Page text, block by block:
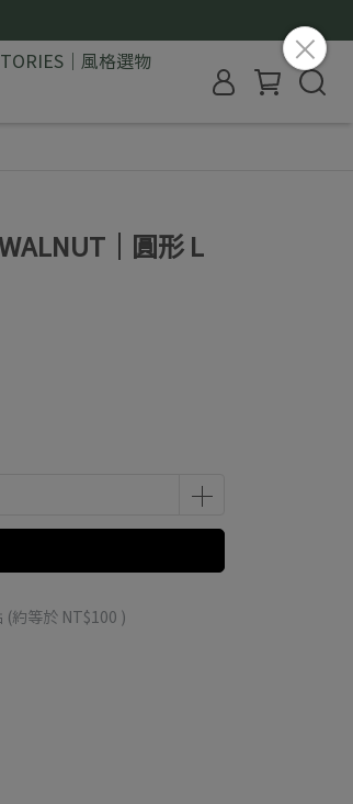
｜風格選物
｜圓形 L
(約等於 NT$100 )